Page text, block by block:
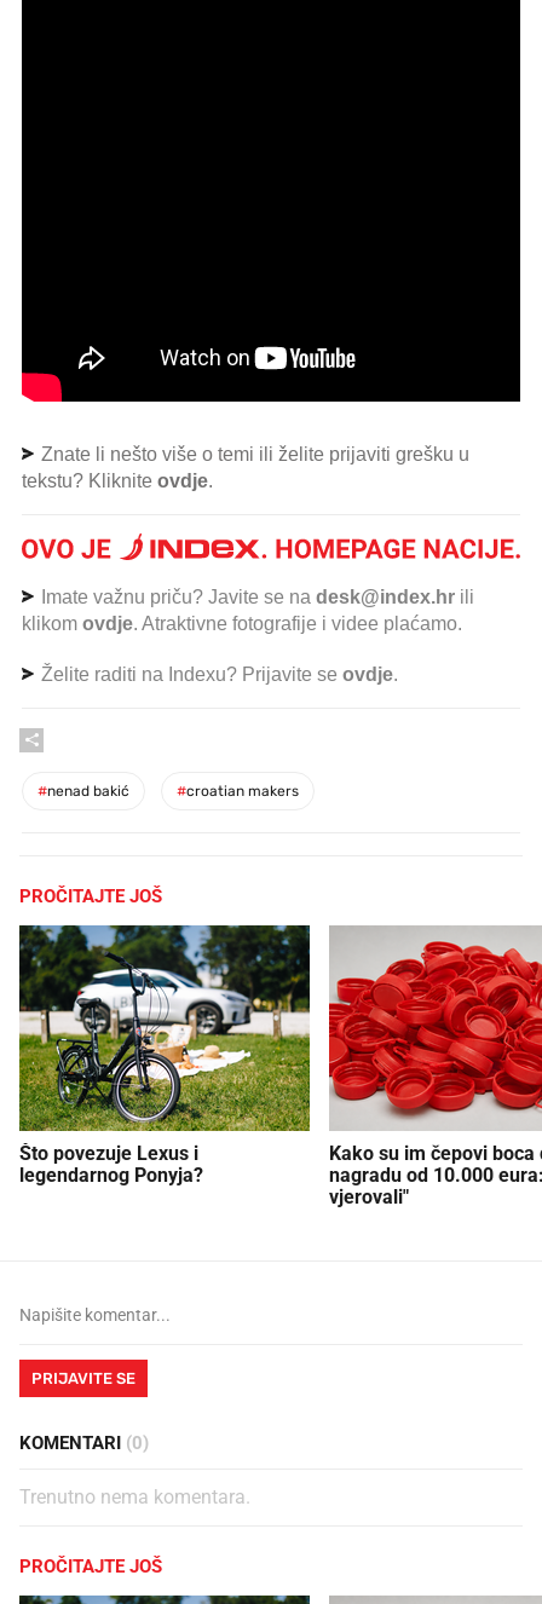
Znate li nešto više o temi ili želite prijaviti grešku u
tekstu? Kliknite ovdje.
Imate važnu priču? Javite se na desk@index.hr ili
klikom ovdje. Atraktivne fotografije i videe plaćamo.
Želite raditi na Indexu? Prijavite se ovdje.
#nenad bakić #croatian makers
PROČITAJTE JOŠ
Što povezuje Lexus i
legendarnog Ponyja?
Kako su im čepovi boca
nagradu od 10.000
vjerovali"
PRIJAVITE SE
KOMENTARI (0)
Trenutno nema komentara.
PROČITAJTE JOŠ